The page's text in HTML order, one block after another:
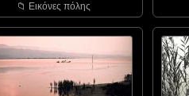
📁︎ Εικόνες πόλης